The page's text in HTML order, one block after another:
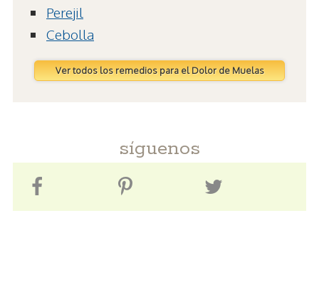
Perejil
Cebolla
Ver todos los remedios para el Dolor de Muelas
síguenos